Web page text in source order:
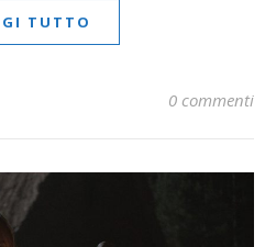
TUTTO
0 commenti